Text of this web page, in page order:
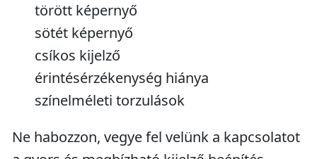
törött képernyő
sötét képernyő
csíkos kijelző
érintésérzékenység hiánya
színelméleti torzulások
Ne habozzon, vegye fel velünk a kapcsolatot